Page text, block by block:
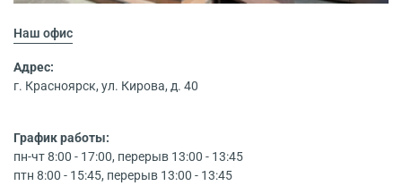
Наш офис
Адрес:
г. Красноярск, ул. Кирова, д. 40
График работы:
пн-чт 8:00 - 17:00, перерыв 13:00 - 13:45
птн 8:00 - 15:45, перерыв 13:00 - 13:45